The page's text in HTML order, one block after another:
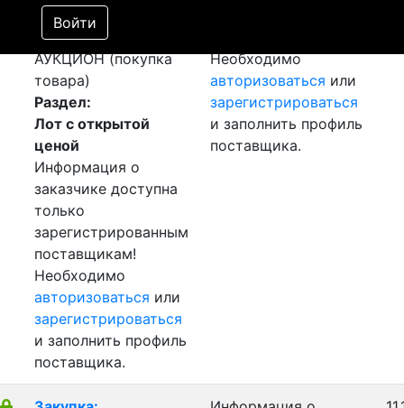
Войти
Победитель выбран
Лот №:625
АУКЦИОН (покупка
товара)
Раздел:
Лот с открытой
ценой
Информация о
заказчике доступна
только
зарегистрированным
поставщикам!
Необходимо
авторизоваться или
зарегистрироваться
и заполнить профиль
поставщика.
Необходимо
авторизоваться или
зарегистрироваться
и заполнить профиль
поставщика.